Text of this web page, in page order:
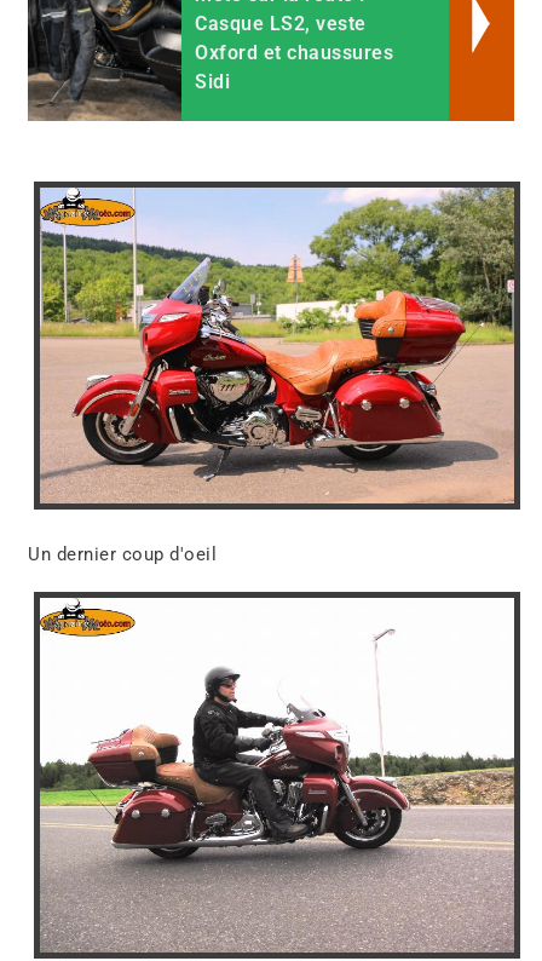
Casque LS2, veste
Oxford et chaussures
Sidi
Un dernier coup d'oeil